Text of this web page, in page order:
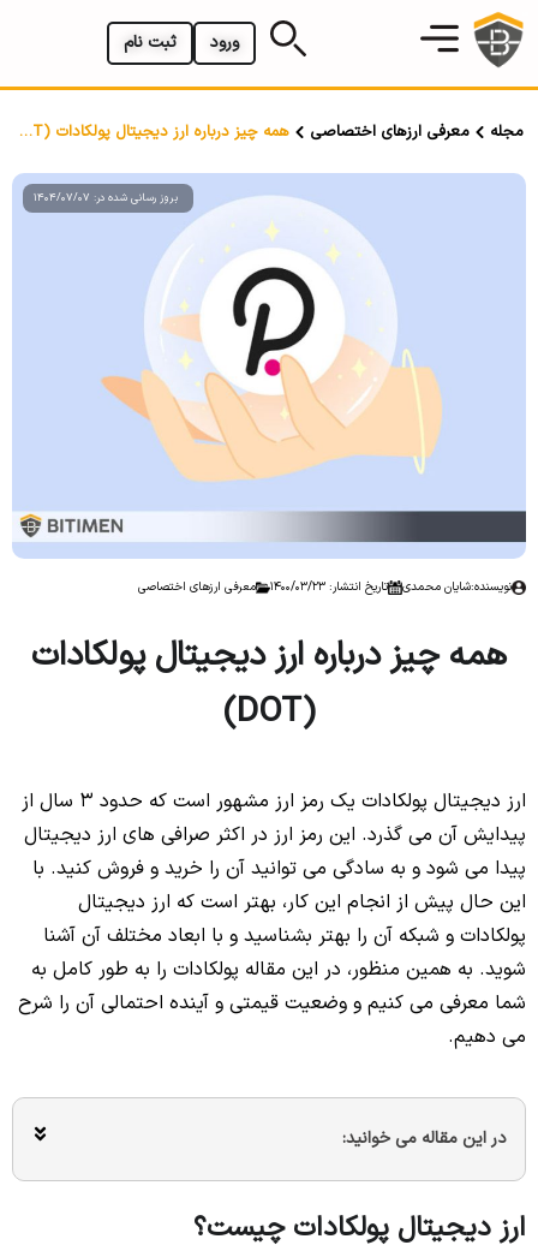
ثبت نام ورود
مجله معرفی ارزهای اختصاصی همه چیز درباره ارز دیجیتال پولکادات (DOT)
بروز رسانی شده در: 1404/07/07
نویسنده:شایان محمدی تاریخ انتشار: 1400/03/23 معرفی ارزهای اختصاصی
همه چیز درباره ارز دیجیتال پولکادات
(DOT)
ارز دیجیتال پولکادات یک رمز ارز مشهور است که حدود 3 سال از
پیدایش آن می گذرد. این رمز ارز در اکثر صرافی های ارز دیجیتال
پیدا می شود و به سادگی می توانید آن را خرید و فروش کنید. با
این حال پیش از انجام این کار، بهتر است که ارز دیجیتال
پولکادات و شبکه آن را بهتر بشناسید و با ابعاد مختلف آن آشنا
شوید. به همین منظور، در این مقاله پولکادات را به طور کامل به
شما معرفی می کنیم و وضعیت قیمتی و آینده احتمالی آن را شرح
می دهیم.
در این مقاله می خوانید:
ارز دیجیتال پولکادات چیست؟